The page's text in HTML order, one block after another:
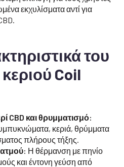
εκχυλίσματα αντί για
του
Coil
CBD και θρυμματισμό:
κεριά, θρύμματα
πλήρους τήξης.
Η θέρμανση με πηνίο
και έντονη γεύση από